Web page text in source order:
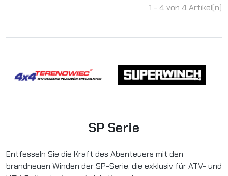
1 - 4 von 4 Artikel(n)
SP Serie
Entfesseln Sie die Kraft des Abenteuers mit den
brandneuen Winden der SP-Serie, die exklusiv für ATV- und